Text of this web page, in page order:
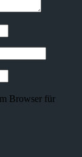
Browser für